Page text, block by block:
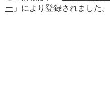
ー 」により登録されました。